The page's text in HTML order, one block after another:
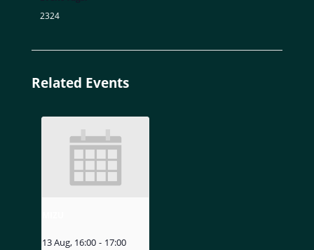
2324
Related Events
13 Aug, 16:00 - 17:00